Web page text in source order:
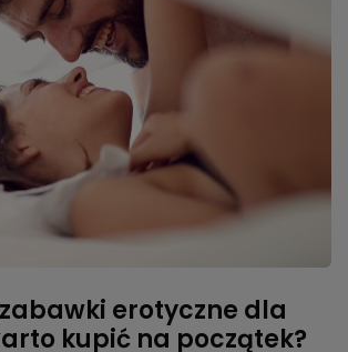
erotyczne dla
kupić na początek?